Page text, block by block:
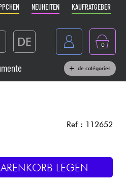
NEUHEITEN KAUFRATGEBER
DE 0
de catégories
Ref : 112652
LEGEN